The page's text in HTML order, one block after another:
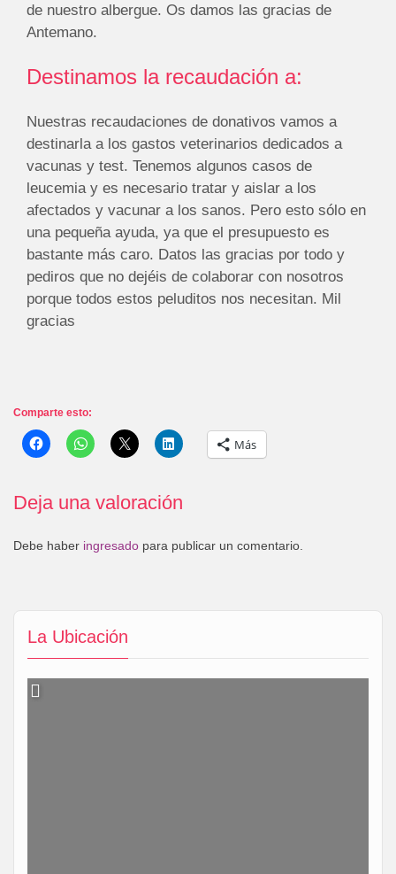
La Ubicación
de nuestro albergue. Os damos las gracias de
Antemano.
Destinamos la recaudación a:
Nuestras recaudaciones de donativos vamos a
destinarla a los gastos veterinarios dedicados a
vacunas y test. Tenemos algunos casos de
leucemia y es necesario tratar y aislar a los
afectados y vacunar a los sanos. Pero esto sólo en
una pequeña ayuda, ya que el presupuesto es
bastante más caro. Datos las gracias por todo y
pediros que no dejéis de colaborar con nosotros
porque todos estos peluditos nos necesitan. Mil
gracias
Comparte esto:
Más
Deja una valoración
Debe haber ingresado para publicar un comentario.